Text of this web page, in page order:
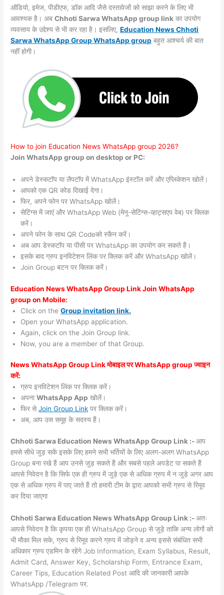
ऑडियो, इमेज, पीडीएफ, डॉक आदि जैसे दस्तावेजों को साझा करने के लिए भी
आवश्यक है। अबChhoti Sarwa WhatsApp group link का उपयोग
व्यवसाय के उद्देश्य से भी कर रहा है। इसलिए,Education News Chhoti
Sarwa WhatsApp Group WhatsApp group बहुत आश्चर्य की बात
नहीं होगी।
How to join Education News WhatsApp group 2026?
Join WhatsApp group on desktop or PC:
अपने डेस्कटॉप या लैपटॉप में WhatsApp इंस्टॉल करें और एप्लिकेशन खोलें।
आपको एक QR कोड दिखाई देगा।
फिर, अपने फोन पर WhatsApp खोलें।
सेटिंग्स में जाएं और WhatsApp Web (मेनू-सेटिंग्स-व्हाट्सएप वेब) पर क्लिक
करें।
अपने फोन के साथ QR Codeको स्कैन करें।
अब आप डेस्कटॉप या पीसी पर WhatsApp का उपयोग कर सकते हैं।
इसके बाद ग्रुप इनविटेशन लिंक पर क्लिक करें और WhatsApp खोलें।
Join Group बटन पर क्लिक करें।
Education News WhatsApp Group Link Join WhatsApp
group on Mobile:
Click on theGroup invitation link.
Open your WhatsApp application.
Again, click on the Join Group link.
Now, you are a member of that Group.
News WhatsApp Group Link मोबाइल पर WhatsApp group ज्वाइन
करें:
ग्रुप इनविटेशन लिंक पर क्लिक करें।
अपनाWhatsApp App खोलें।
फिर सेJoin Group Link पर क्लिक करें।
अब, आप उस समूह के सदस्य हैं।
Chhoti Sarwa Education News WhatsApp Group Link :-आप
हमसे सीधे जुड़ सकें इसके लिए हमने सभी भर्तियों के लिए अलग-अलग WhatsApp
Group बना रखे हैं आप उनसे जुड़ सकते हैं और सबसे पहले अपडेट पा सकते हैं
आपसे निवेदन है कि सिर्फ एक ही ग्रुप में जुड़े एक से अधिक ग्रुप में न जुड़े अगर आप
एक से अधिक ग्रुप में पाए जाते हैं तो हमारी टीम के द्वारा आपको सभी ग्रुप से रिमूव
कर दिया जाएगा
Chhoti Sarwa Education News WhatsApp Group Link :-अतः
आपसे निवेदन है कि कृपया एक ही WhatsApp Group से जुड़े ताकि अन्य लोगों को
भी मौका मिल सके, ग्रुप से रिमूव करने ग्रुप में जोड़ने व अन्य इससे संबंधित सभी
अधिकार ग्रुप एडमिन के रहेंगे Job Information, Exam Syllabus, Result,
Admit Card, Answer Key, Scholarship Form, Entrance Exam,
Career Tips, Education Related Post आदि की जानकारी आपके
WhatsApp /Telegram पर.